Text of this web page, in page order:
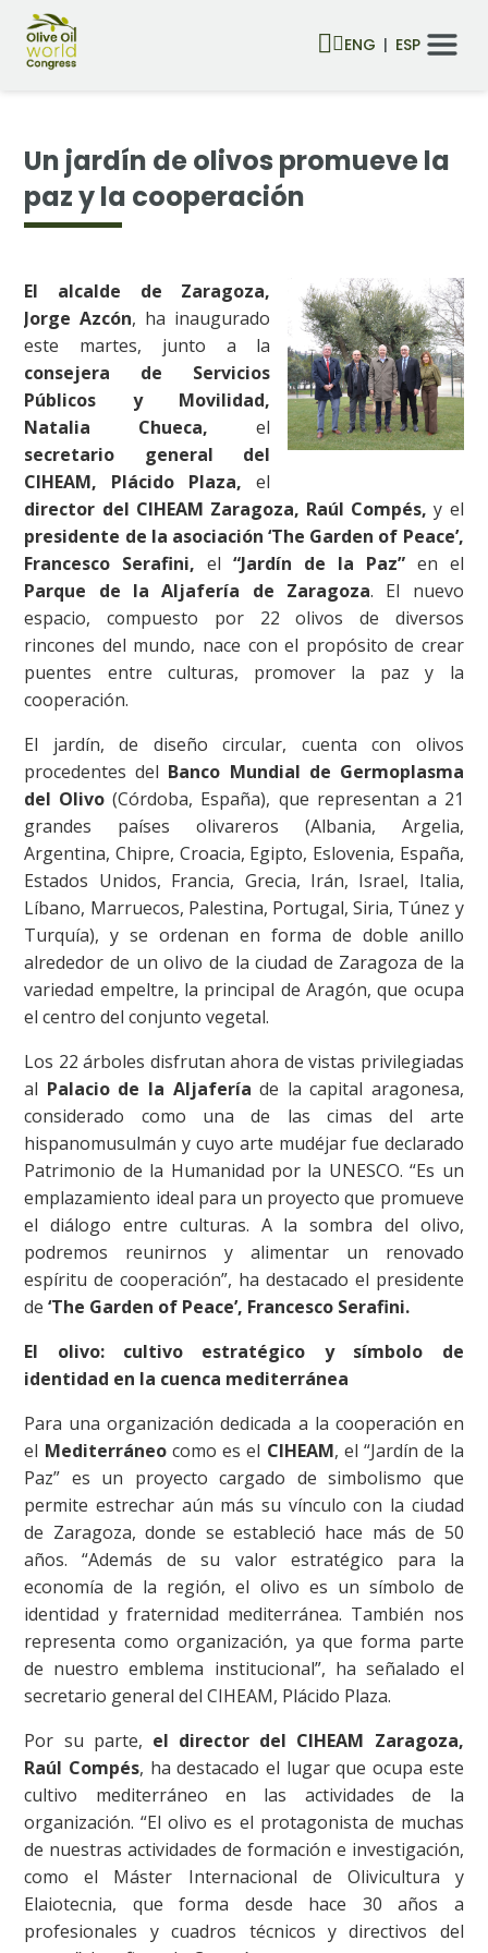
ENG ESP
Un jardín de olivos promueve la
paz y la cooperación
El alcalde de Zaragoza,
Jorge Azcón, ha inaugurado
este martes, junto a la
consejera de Servicios
Públicos y Movilidad,
Natalia Chueca, el
secretario general del
CIHEAM, Plácido Plaza, el
director del CIHEAM Zaragoza, Raúl Compés, y el
presidente de la asociación ‘The Garden of Peace’,
Francesco Serafini, el“Jardín de la Paz”en el
Parque de la Aljafería de Zaragoza. El nuevo
espacio, compuesto por 22 olivos de diversos
rincones del mundo, nace con el propósito de crear
puentes entre culturas, promover la paz y la
cooperación.
El jardín, de diseño circular, cuenta con olivos
procedentes del Banco Mundial de Germoplasma
del Olivo (Córdoba, España), que representan a 21
grandes países olivareros (Albania, Argelia,
Argentina, Chipre, Croacia, Egipto, Eslovenia, España,
Estados Unidos, Francia, Grecia, Irán, Israel, Italia,
Líbano, Marruecos, Palestina, Portugal, Siria, Túnez y
Turquía), y se ordenan en forma de doble anillo
alrededor de un olivo de la ciudad de Zaragoza de la
variedad empeltre, la principal de Aragón, que ocupa
el centro del conjunto vegetal.
Los 22 árboles disfrutan ahora de vistas privilegiadas
al Palacio de la Aljafería de la capital aragonesa,
considerado como una de las cimas del arte
hispanomusulmán y cuyo arte mudéjar fue declarado
Patrimonio de la Humanidad por la UNESCO. “Es un
emplazamiento ideal para un proyecto que promueve
el diálogo entre culturas. A la sombra del olivo,
podremos reunirnos y alimentar un renovado
espíritu de cooperación”, ha destacado el presidente
de‘The Garden of Peace’, Francesco Serafini.
El olivo: cultivo estratégico y símbolo de
identidad en la cuenca mediterránea
Para una organización dedicada a la cooperación en
el Mediterráneocomo es el CIHEAM, el “Jardín de la
Paz” es un proyecto cargado de simbolismo que
permite estrechar aún más su vínculo con la ciudad
de Zaragoza, donde se estableció hace más de 50
años. “Además de su valor estratégico para la
economía de la región, el olivo es un símbolo de
identidad y fraternidad mediterránea. También nos
representa como organización, ya que forma parte
de nuestro emblema institucional”, ha señalado el
secretario general del CIHEAM, Plácido Plaza.
Por su parte, el director del CIHEAM Zaragoza,
Raúl Compés, ha destacado el lugar que ocupa este
cultivo mediterráneo en las actividades de la
organización. “El olivo es el protagonista de muchas
de nuestras actividades de formación e investigación,
como el Máster Internacional de Olivicultura y
Elaiotecnia, que forma desde hace 30 años a
profesionales y cuadros técnicos y directivos del